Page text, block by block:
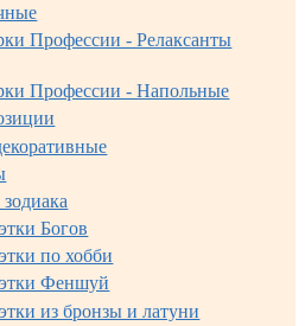
Профессии - Релаксанты
Профессии - Напольные
Богов
по хобби
Феншуй
из бронзы и латуни